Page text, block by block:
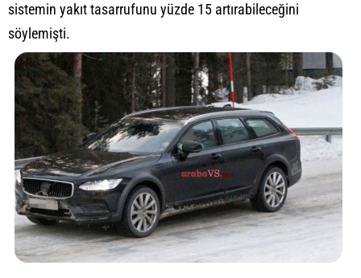
sistemin yakıt tasarrufunu yüzde 15 artırabileceğini
söylemişti.